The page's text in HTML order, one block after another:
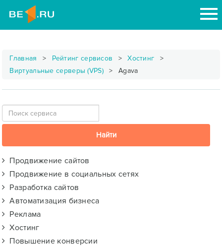
Главная Рейтинг сервисов
Хостинг
Виртуальные серверы (VPS)
Agava
Продвижение сайтов
Продвижение в социальных сетях
Разработка сайтов
Автоматизация бизнеса
Реклама
Хостинг
Повышение конверсии